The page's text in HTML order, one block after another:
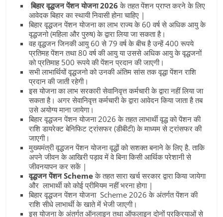
बिहार वृद्धजन पेंशन योजना 2026के तहत पेंशन प्राप्त करने के लिए
आवेदक बिहार का स्थायी निवासी होना चाहिए |
बिहार वृद्धजन पेंशन योजनाका लाभ राज्य के 60 वर्ष से अधिक आयु के
वृद्धजनो (महिला और पुरुष) के द्वारा लिया जा सकता है।
वह वृद्धजन जिनकी आयु 60 से 79 वर्ष के बीच है उन्हें 400 रूपये
प्रतिमह पेंशन तथा 80 वर्ष की आयु या उससे अधिक आयु के वृद्धजनों
को प्रतिमाह 500 रूपये की पेंशन प्रदान की जाएगी।
सभी लाभार्थियों वृद्धजनो को उनकी अंतिम सांस तक वृद्धा पेंशन राशि
प्रदान की जाती रहेगी।
इस योजना का लाभ सरकारी सेवानिवृत्त कर्मचारी के द्वारा नहीं लिया जा
सकता है। अगर सेवानिवृत्त कर्मचारी के द्वारा आवेदन किया जाता है तब
उसे अयोग्य माना जायेगा।
बिहार वृद्धजन पेंशन योजना2026 के तहत लाभार्थी वृद्ध को पेंशन की
राशि डायरेक्ट बेनिफिट ट्रांसफर (डीबीटी) के माध्यम से ट्रांसफर की
जाएगी।
मुख्यमंत्री वृद्धजन पेंशन योजना वृद्धों को सशक्त बनाने के लिए है. ताकि
अपने जीवन के आखिरी पड़ाव में वे बिना किसी आर्थिक परेशानी से
जीवनयापन कर सकें |
वृद्धजन पेंशन Schemeके तहत सारा खर्च सरकार द्वारा किया जायेगा
और लाभार्थी को कोई प्रीमियम नहीं भरना होगा |
बिहार वृद्धजन पेंशन योजना Scheme 2026 के अंतर्गत पेंशन की
राशि सीधे लाभार्थी के खाते में भेजी जाएगी।
इस योजना के अंतर्गत ऑनलाइन तथा ऑफलाइन दोनों प्रक्रियाओं से